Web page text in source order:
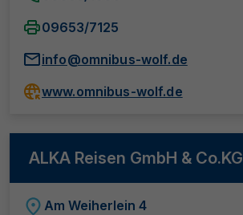
09653/7125
info@omnibus-wolf.de
www.omnibus-wolf.de
ALKA Reisen GmbH & Co.KG
Am Weiherlein 4